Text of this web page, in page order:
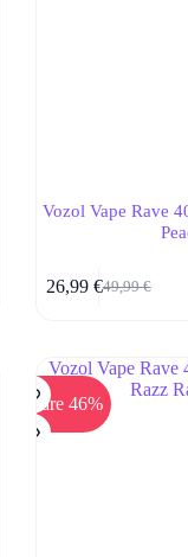
Vozol Vape Rave
49,99€
49,99 €
26,99 €Aktueller
26,99 €.
Spare 46%